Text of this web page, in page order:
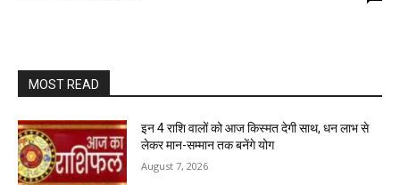
MOST READ
इन 4 राशि वालों को आज किस्मत देगी साथ, धन लाभ से
लेकर मान-सम्मान तक बनेंगे योग
August 7, 2026